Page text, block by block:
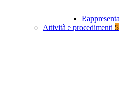
Attività e procedimenti 5